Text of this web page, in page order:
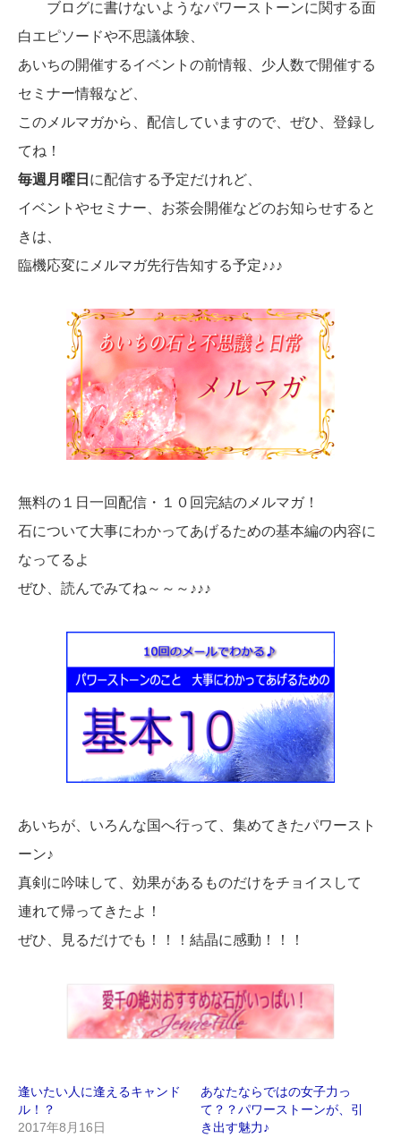
ブログに書けないようなパワーストーンに関する面
白エピソードや不思議体験、
あいちの開催するイベントの前情報、少人数で開催する
セミナー情報など、
このメルマガから、配信していますので、ぜひ、登録し
てね！
毎週月曜日 に配信する予定だけれど、
イベントやセミナー、お茶会開催などのお知らせすると
きは、
臨機応変にメルマガ先行告知する予定♪♪♪
無料の１日一回配信・１０回完結のメルマガ！
石について大事にわかってあげるための基本編の内容に
なってるよ
ぜひ、読んでみてね～～～♪♪♪
あいちが、いろんな国へ行って、集めてきたパワースト
ーン♪
真剣に吟味して、効果があるものだけをチョイスして
連れて帰ってきたよ！
ぜひ、見るだけでも！！！結晶に感動！！！
逢いたい人に逢えるキャンド
ル！？
2017年8月16日
あなたならではの女子力っ
て？？パワーストーンが、引
き出す魅力♪